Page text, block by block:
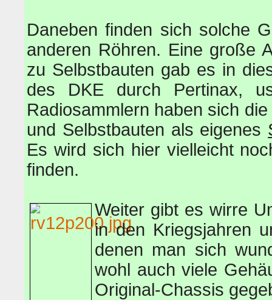
Daneben finden sich solche
anderen Röhren. Eine große
zu Selbstbauten gab es in
des DKE durch Pertinax,
Radiosammlern haben sich
und Selbstbauten als eigenes
Es wird sich hier vielleicht
finden.
Weiter gibt es wirre
in den Kriegsjahren
denen man sich
wohl auch viele
Original-Chassis